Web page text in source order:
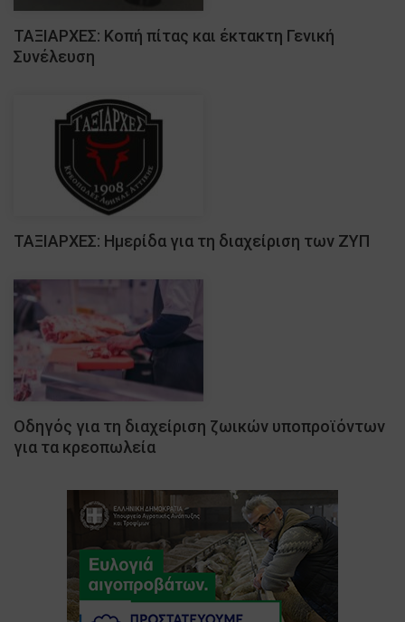
ΤΑΞΙΑΡΧΕΣ: Κοπή πίτας και έκτακτη Γενική
Συνέλευση
ΤΑΞΙΑΡΧΕΣ: Ημερίδα για τη διαχείριση των ΖΥΠ
Οδηγός για τη διαχείριση ζωικών υποπροϊόντων
για τα κρεοπωλεία